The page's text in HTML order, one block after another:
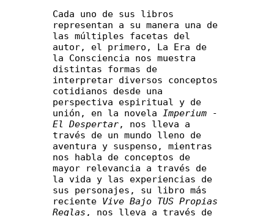
Cada uno de sus libros
representan a su manera una de
las múltiples facetas del
autor, el primero, La Era de
la Consciencia nos muestra
distintas formas de
interpretar diversos conceptos
cotidianos desde una
perspectiva espiritual y de
unión, en la novela Imperium -
El Despertar, nos lleva a
través de un mundo lleno de
aventura y suspenso, mientras
nos habla de conceptos de
mayor relevancia a través de
la vida y las experiencias de
sus personajes, su libro más
reciente Vive Bajo TUS Propias
Reglas , nos lleva a través de